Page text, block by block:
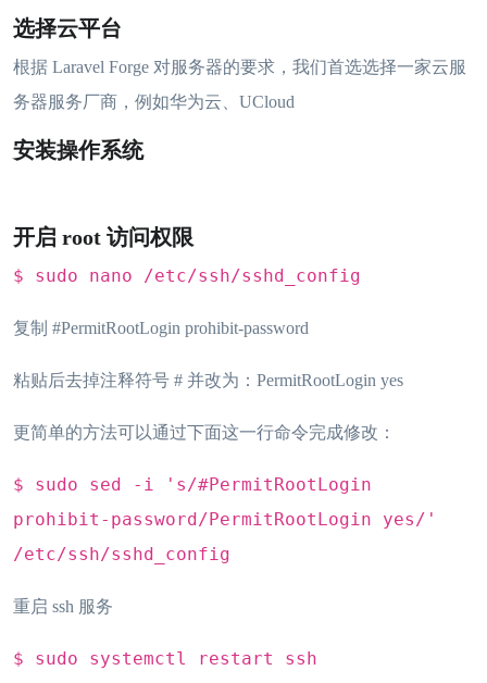
选择云平台
根据 Laravel Forge 对服务器的要求，我们首选选择一家云服
务器服务厂商，例如华为云、UCloud
安装操作系统
开启 root 访问权限
$ sudo nano /etc/ssh/sshd_config
复制 #PermitRootLogin prohibit-password
粘贴后去掉注释符号 # 并改为：PermitRootLogin yes
更简单的方法可以通过下面这一行命令完成修改：
$ sudo sed -i 's/#PermitRootLogin
prohibit-password/PermitRootLogin yes/'
/etc/ssh/sshd_config
重启 ssh 服务
$ sudo systemctl restart ssh